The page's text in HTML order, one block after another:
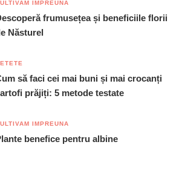
IMPREUNA
frumusețea și beneficiile florii
Năsturel
să faci cei mai buni și mai crocanți
prăjiți: 5 metode testate
IMPREUNA
benefice pentru albine